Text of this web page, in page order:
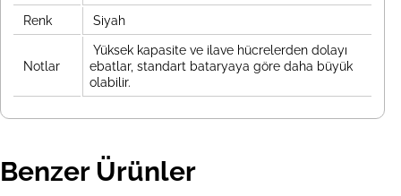
Renk Siyah
Notlar
Yüksek kapasite ve ilave hücrelerden dolayı
ebatlar, standart bataryaya göre daha büyük
olabilir.
Benzer Ürünler